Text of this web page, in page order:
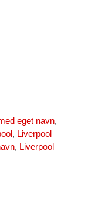
antall
eget navn,
, Liverpool
, Liverpool